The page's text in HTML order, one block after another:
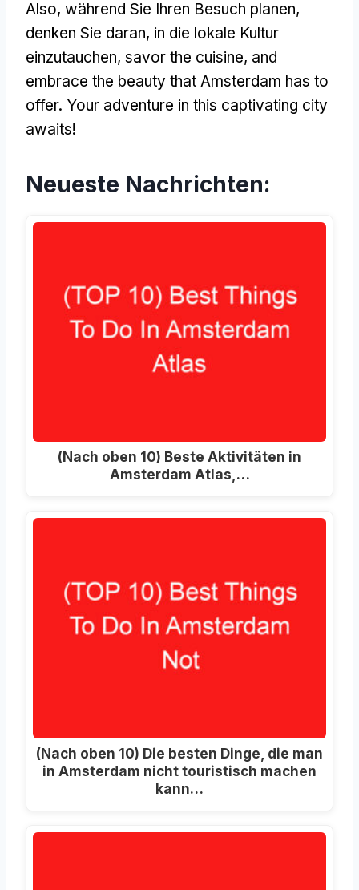
Also, während Sie Ihren Besuch planen,
denken Sie daran, in die lokale Kultur
einzutauchen, savor the cuisine, and
embrace the beauty that Amsterdam has to
offer. Your adventure in this captivating city
awaits!
Neueste Nachrichten:
(Nach oben 10) Beste Aktivitäten in
Amsterdam Atlas,…
(Nach oben 10) Die besten Dinge, die man
in Amsterdam nicht touristisch machen
kann…